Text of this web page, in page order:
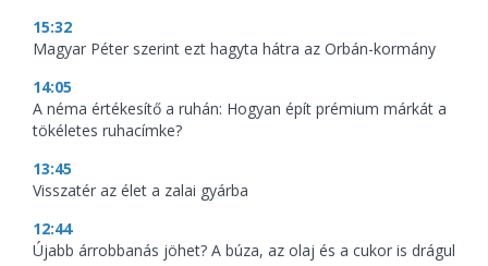
15:32
Magyar Péter szerint ezt hagyta hátra az Orbán-kormány
14:05
A néma értékesítő a ruhán: Hogyan épít prémium márkát a
tökéletes ruhacímke?
13:45
Visszatér az élet a zalai gyárba
12:44
Újabb árrobbanás jöhet? A búza, az olaj és a cukor is drágul